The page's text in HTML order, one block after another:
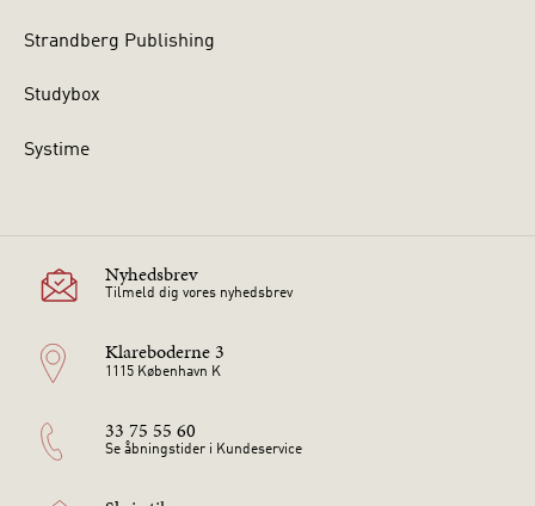
Strandberg Publishing
Studybox
Systime
Nyhedsbrev
Tilmeld dig vores nyhedsbrev
Klareboderne 3
1115 København K
33 75 55 60
Se åbningstider i Kundeservice